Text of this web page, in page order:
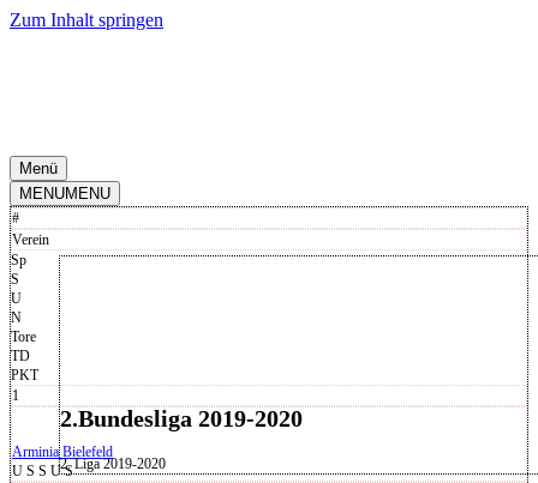
Zum Inhalt springen
Menü
MENUMENU
2.Bundesliga 2019-2020
2. Liga 2019-2020
#
Verein
Sp
S
U
N
Tore
TD
PKT
1
Arminia Bielefeld
U S S US